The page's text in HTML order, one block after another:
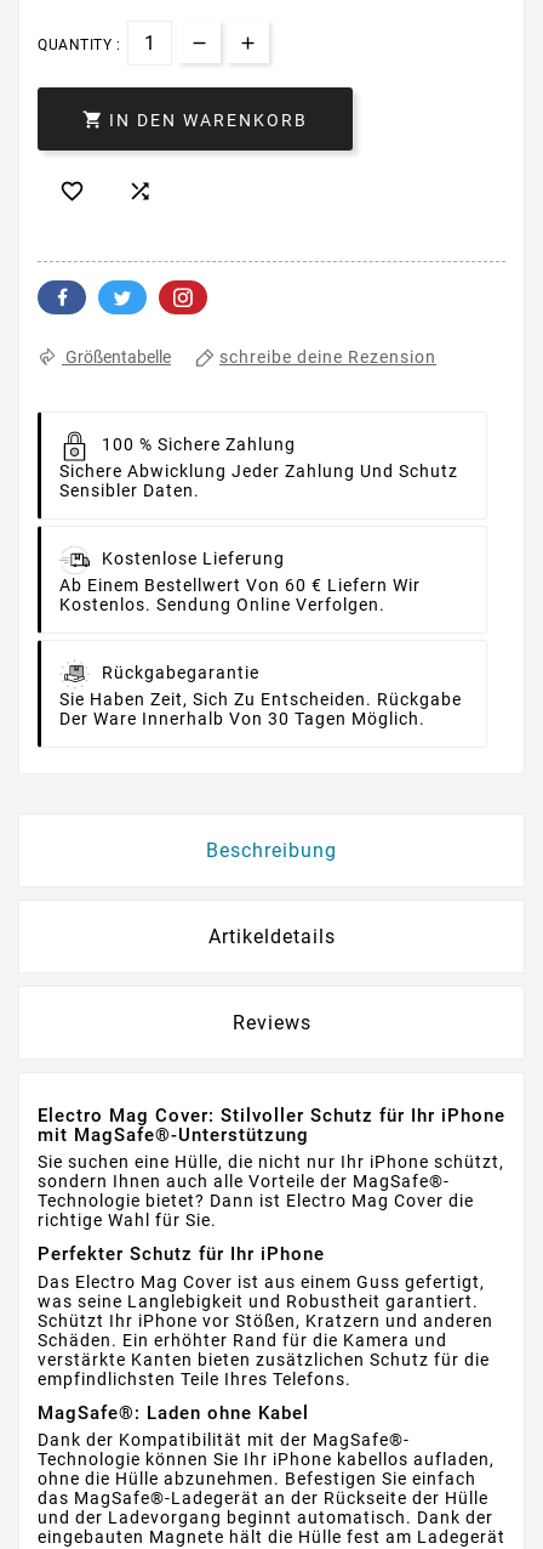
QUANTITY :
 IN DEN WARENKORB
 
Größentabelle schreibe deine Rezension
100 % Sichere Zahlung
Sichere Abwicklung Jeder Zahlung Und Schutz
Sensibler Daten.
Kostenlose Lieferung
Ab Einem Bestellwert Von 60 € Liefern Wir
Kostenlos. Sendung Online Verfolgen.
Rückgabegarantie
Sie Haben Zeit, Sich Zu Entscheiden. Rückgabe
Der Ware Innerhalb Von 30 Tagen Möglich.
Beschreibung
Artikeldetails
Reviews
Electro Mag Cover: Stilvoller Schutz für Ihr iPhone
mit MagSafe®-Unterstützung
Sie suchen eine Hülle, die nicht nur Ihr iPhone schützt,
sondern Ihnen auch alle Vorteile der MagSafe®-
Technologie bietet? Dann ist Electro Mag Cover die
richtige Wahl für Sie.
Perfekter Schutz für Ihr iPhone
Das Electro Mag Cover ist aus einem Guss gefertigt,
was seine Langlebigkeit und Robustheit garantiert.
Schützt Ihr iPhone vor Stößen, Kratzern und anderen
Schäden. Ein erhöhter Rand für die Kamera und
verstärkte Kanten bieten zusätzlichen Schutz für die
empfindlichsten Teile Ihres Telefons.
MagSafe®: Laden ohne Kabel
Dank der Kompatibilität mit der MagSafe®-
Technologie können Sie Ihr iPhone kabellos aufladen,
ohne die Hülle abzunehmen. Befestigen Sie einfach
das MagSafe®-Ladegerät an der Rückseite der Hülle
und der Ladevorgang beginnt automatisch. Dank der
eingebauten Magnete hält die Hülle fest am Ladegerät